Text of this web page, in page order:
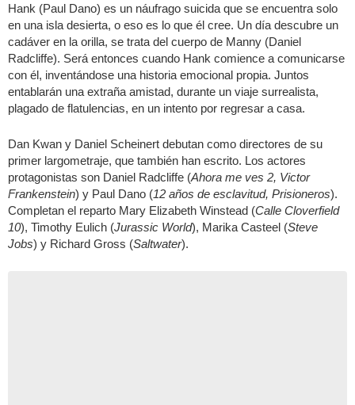
Hank (Paul Dano) es un náufrago suicida que se encuentra solo
en una isla desierta, o eso es lo que él cree. Un día descubre un
cadáver en la orilla, se trata del cuerpo de Manny (Daniel
Radcliffe). Será entonces cuando Hank comience a comunicarse
con él, inventándose una historia emocional propia. Juntos
entablarán una extraña amistad, durante un viaje surrealista,
plagado de flatulencias, en un intento por regresar a casa.
Dan Kwan y Daniel Scheinert debutan como directores de su
primer largometraje, que también han escrito. Los actores
protagonistas son Daniel Radcliffe (Ahora me ves 2, Victor
Frankenstein) y Paul Dano (12 años de esclavitud, Prisioneros).
Completan el reparto Mary Elizabeth Winstead (Calle Cloverfield
10), Timothy Eulich (Jurassic World), Marika Casteel (Steve
Jobs) y Richard Gross (Saltwater).